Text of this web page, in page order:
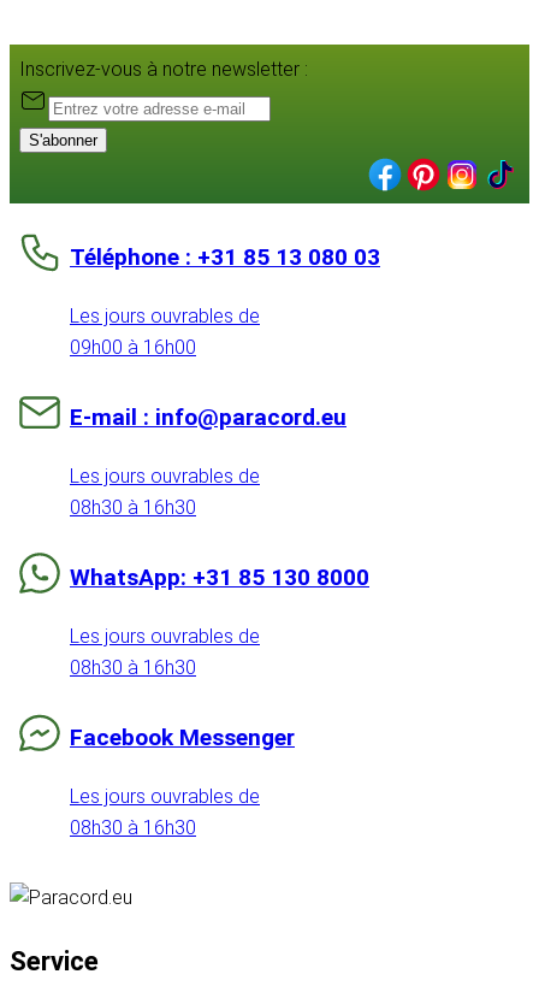
Inscrivez-vous à notre newsletter :
S'abonner
Téléphone : +31 85 13 080 03
Les jours ouvrables de
09h00 à 16h00
E-mail : info@paracord.eu
Les jours ouvrables de
08h30 à 16h30
WhatsApp: +31 85 130 8000
Les jours ouvrables de
08h30 à 16h30
Facebook Messenger
Les jours ouvrables de
08h30 à 16h30
Service